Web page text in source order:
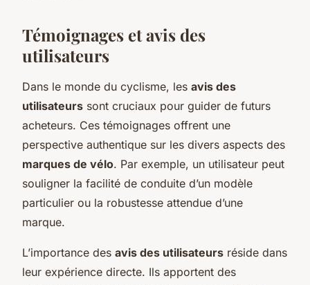
Témoignages et avis des
utilisateurs
Dans le monde du cyclisme, les avis des
utilisateurs sont cruciaux pour guider de futurs
acheteurs. Ces témoignages offrent une
perspective authentique sur les divers aspects des
marques de vélo. Par exemple, un utilisateur peut
souligner la facilité de conduite d’un modèle
particulier ou la robustesse attendue d’une
marque.
L’importance des avis des utilisateurs réside dans
leur expérience directe. Ils apportent des